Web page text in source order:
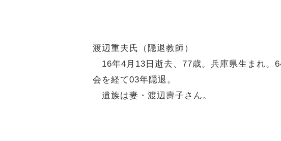
渡辺重夫氏（隠退教師）
16年4月13日逝去、77歳。兵庫県生まれ。
会を経て03年隠退。
遺族は妻・渡辺壽子さん。